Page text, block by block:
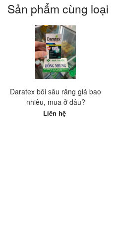
Sản phẩm cùng loại
Daratex bôi sâu răng giá bao
nhiêu, mua ở đâu?
Liên hệ